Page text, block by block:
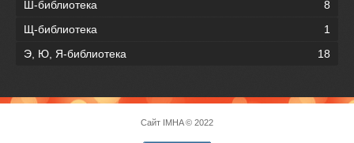
Ш-библиотека
8
Щ-библиотека
1
Э, Ю, Я-библиотека
18
Сайт IMHA© 2022